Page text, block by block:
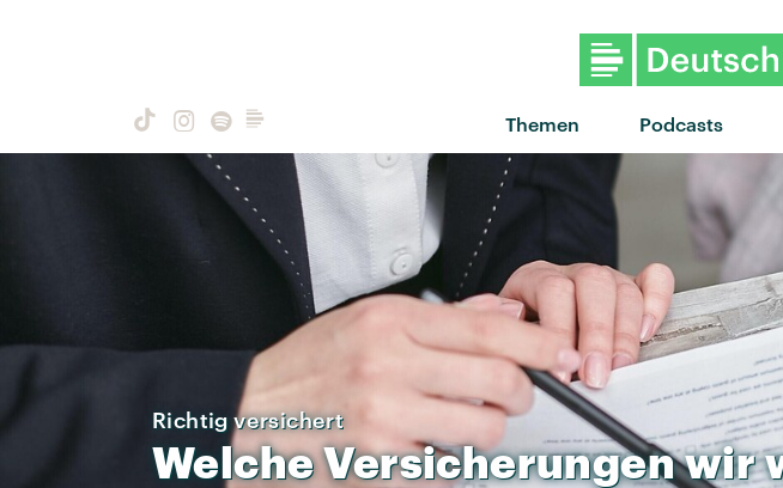
Themen Podcasts
Richtig versichert
WelcheVersicherungenwir